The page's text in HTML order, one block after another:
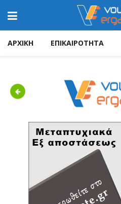
ΑΡΧΙΚΗ ΕΠΙΚΑΙΡΟΤΗΤΑ
Previous